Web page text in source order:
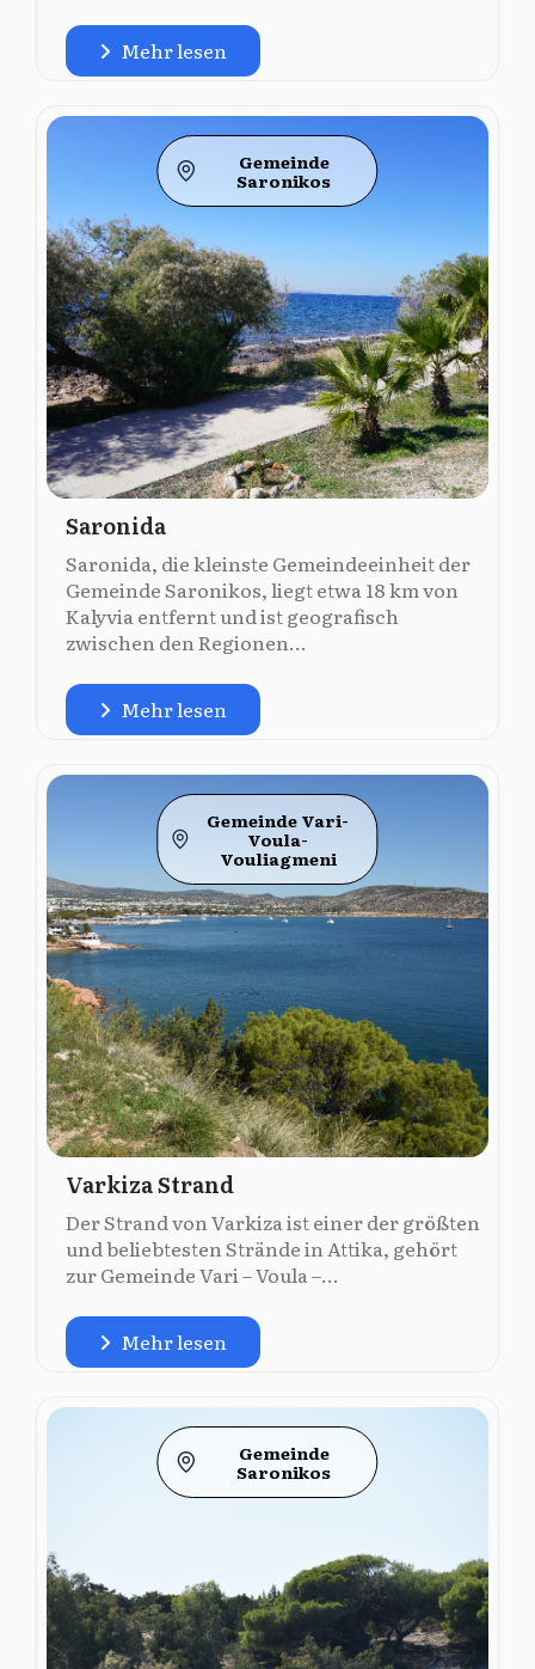
Mehr lesen
Gemeinde
Saronikos
Saronida
Saronida, die kleinste Gemeindeeinheit der
Gemeinde Saronikos, liegt etwa 18 km von
Kalyvia entfernt und ist geografisch
zwischen den Regionen...
Mehr lesen
Gemeinde Vari-
Voula-
Vouliagmeni
Varkiza Strand
Der Strand von Varkiza ist einer der größten
und beliebtesten Strände in Attika, gehört
zur Gemeinde Vari – Voula –...
Mehr lesen
Gemeinde
Saronikos